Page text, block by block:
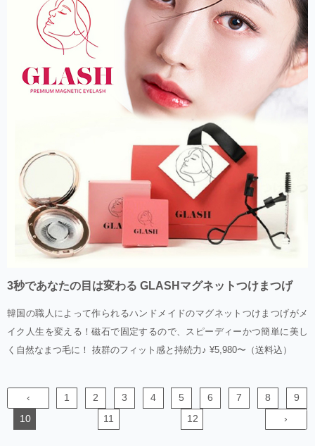
3秒であなたの目は変わる GLASHマグネットつけまつげ
韓国の職人によって作られるハンドメイドのマグネットつけまつげがメ
イク人生を変える！磁石で固定するので、スピーディーかつ簡単に美し
く自然なまつ毛に！ 抜群のフィット感と持続力♪ ¥5,980〜（送料込）
‹ 1 2 3 4 5 6 7 8
9
10
11 12 ›